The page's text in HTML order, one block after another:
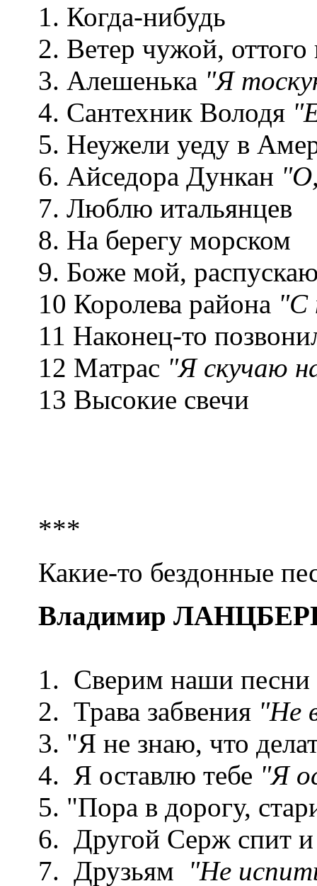
1. Когда-нибудь
2. Ветер чужой,
3. Алешенька "Я
4. Сантехник Володя
5. Неужели уеду в
6. Айседора Дункан
7. Люблю итальянцев
8. На берегу морском
9. Боже мой,
10 Королева района "С
11 Наконец-то
12 Матрас "Я скучаю
13 Высокие свечи
***
Какие-то бездонные
Владимир
1. Сверим наши песни
2. Трава забвения "Не
3. "Я не знаю, что
4. Я оставлю тебе "Я
5. "Пора в дорогу,
6. Другой Серж спит и
7. Друзьям
"Не